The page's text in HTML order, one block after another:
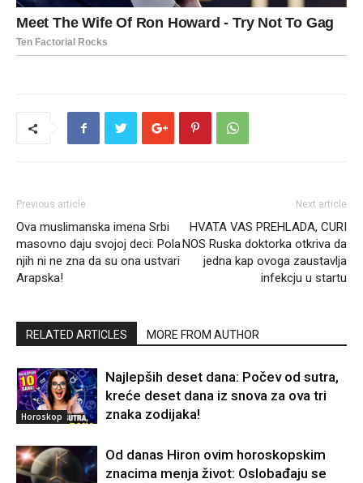
Previous article
Ova muslimanska imena Srbi
masovno daju svojoj deci: Pola
njih ni ne zna da su ona ustvari
Arapska!
Next article
HVATA VAS PREHLADA, CURI
NOS Ruska doktorka otkriva da
jedna kap ovoga zaustavlja
infekcju u startu
RELATED ARTICLES MORE FROM AUTHOR
Horoskop
Najlepših deset dana: Počev od sutra,
kreće deset dana iz snova za ova tri
znaka zodijaka!
Od danas Hiron ovim horoskopskim
znacima menja život: Oslobađaju se